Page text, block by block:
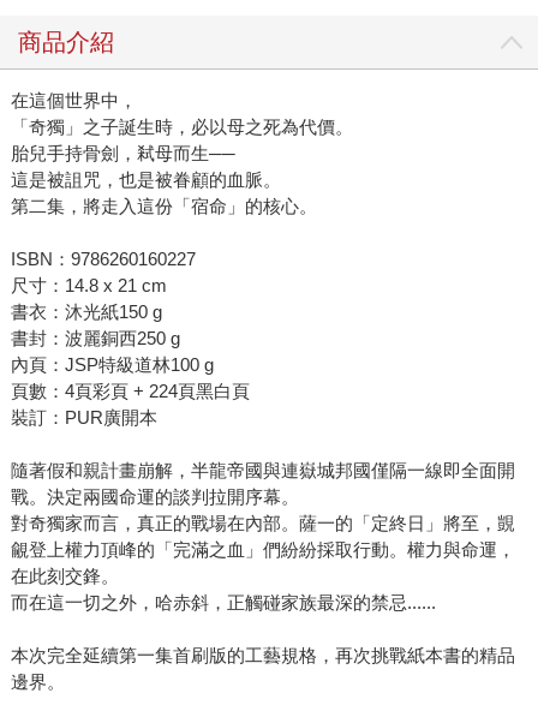
商品介紹
在這個世界中，
「奇獨」之子誕生時，必以母之死為代價。
胎兒手持骨劍，弒母而生──
這是被詛咒，也是被眷顧的血脈。
第二集，將走入這份「宿命」的核心。
ISBN：9786260160227
尺寸：14.8 x 21 cm
書衣：沐光紙150 g
書封：波麗銅西250 g
內頁：JSP特級道林100 g
頁數：4頁彩頁 + 224頁黑白頁
裝訂：PUR廣開本
隨著假和親計畫崩解，半龍帝國與連嶽城邦國僅隔一線即全面開
戰。決定兩國命運的談判拉開序幕。
對奇獨家而言，真正的戰場在內部。薩一的「定終日」將至，覬
覦登上權力頂峰的「完滿之血」們紛紛採取行動。權力與命運，
在此刻交鋒。
而在這一切之外，哈赤斜，正觸碰家族最深的禁忌......
本次完全延續第一集首刷版的工藝規格，再次挑戰紙本書的精品
邊界。